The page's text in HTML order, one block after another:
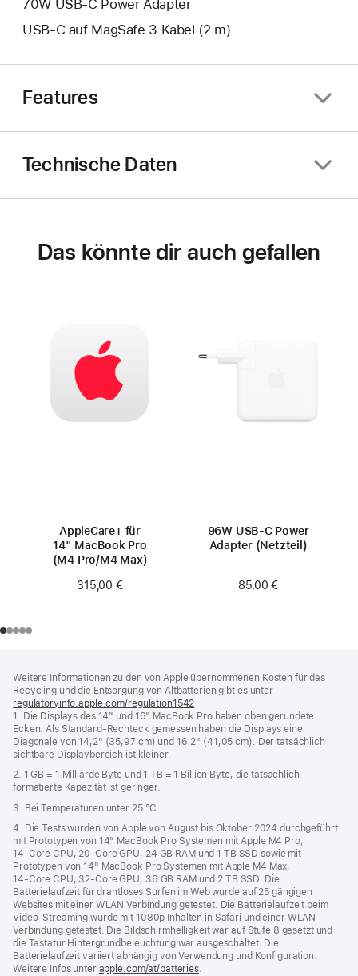
70W USB‑C Power Adapter
USB‑C auf MagSafe 3 Kabel (2 m)
Features
Technische Daten
Das könnte dir auch gefallen
AppleCare+ für
14" MacBook Pro
(M4 Pro/M4 Max)
315,00 €
96W USB‑C Power
Adapter (Netzteil)
85,00 €
Weitere Informationen zu den von Apple übernommenen Kosten für das
Recycling und die Entsorgung von Altbatterien gibt es unter
regulatoryinfo.apple.com/regulation1542
ein
neues
Fenster)
1. Die Displays des 14" und 16" MacBook Pro haben oben gerundete
Ecken. Als Standard-Rechteck gemessen haben die Displays eine
Diagonale von 14,2" (35,97 cm) und 16,2" (41,05 cm). Der tatsächlich
sichtbare Displaybereich ist kleiner.
2. 1 GB = 1 Milliarde Byte und 1 TB = 1 Billion Byte, die tatsächlich
formatierte Kapazität ist geringer.
3. Bei Temperaturen unter 25 °C.
4. Die Tests wurden von Apple von August bis Oktober 2024 durchgeführt
mit Prototypen von 14" MacBook Pro Systemen mit Apple M4 Pro,
14‑Core CPU, 20‑Core GPU, 24 GB RAM und 1 TB SSD sowie mit
Prototypen von 14" MacBook Pro Systemen mit Apple M4 Max,
14‑Core CPU, 32‑Core GPU, 36 GB RAM und 2 TB SSD. Die
Batterielaufzeit für drahtloses Surfen im Web wurde auf 25 gängigen
Websites mit einer WLAN Verbindung getestet. Die Batterielaufzeit beim
Video-Streaming wurde mit 1080p Inhalten in Safari und einer WLAN
Verbindung getestet. Die Bildschirmhelligkeit war auf Stufe 8 gesetzt und
die Tastatur Hintergrundbeleuchtung war ausgeschaltet. Die
Batterielaufzeit variiert abhängig von Verwendung und Konfiguration.
Weitere Infos unter apple.com/at/batteries.